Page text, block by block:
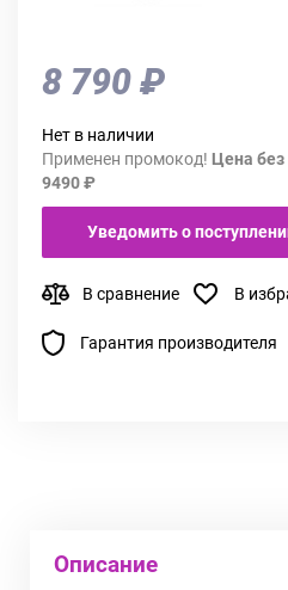
8 790 ₽
Нет в наличии
Применен промокод! Цена без
9490 ₽
Уведомить о
В сравнение В
Гарантия производителя
Описание